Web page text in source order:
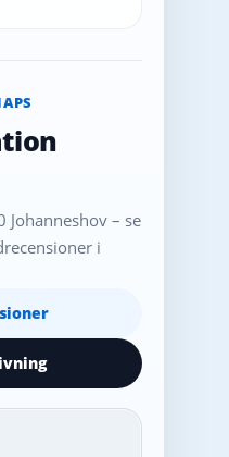
– se
i